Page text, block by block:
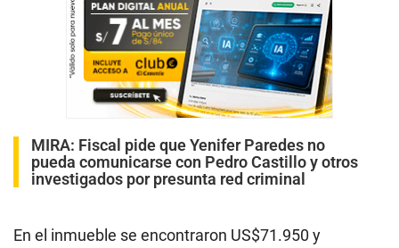
MIRA: Fiscal pide que Yenifer Paredes no
pueda comunicarse con Pedro Castillo y otros
investigados por presunta red criminal
En el inmueble se encontraron US$71.950 y